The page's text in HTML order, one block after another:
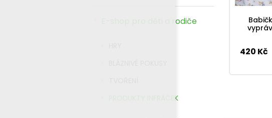
E-shop pro děti a rodiče
PRODUKTY INFRÁČEK
420 Kč